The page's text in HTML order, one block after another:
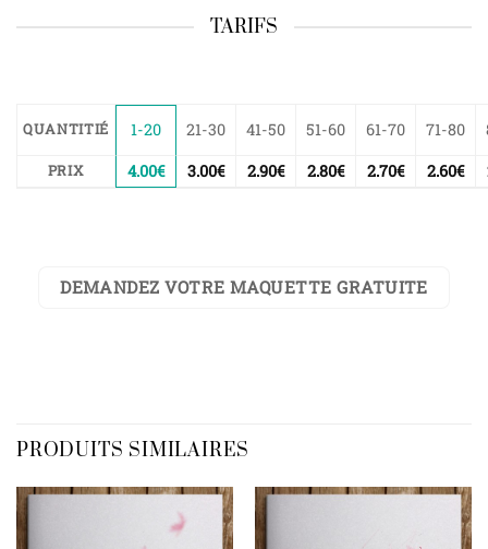
TARIFS
QUANTITIÉ 1-20 21-30 41-50 51-60 61-70 71-80
PRIX 4.00€ 3.00€ 2.90€ 2.80€ 2.70€ 2.60€
DEMANDEZ VOTRE MAQUETTE GRATUITE
PRODUITS SIMILAIRES